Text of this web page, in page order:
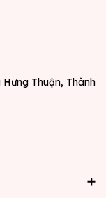
Thuận, Thành